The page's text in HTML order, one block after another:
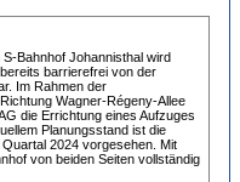
Bahnhof Johannisthal wird
barrierefrei von der
Im Rahmen der
Wagner-Régeny-Allee
die Errichtung eines Aufzuges
Planungsstand ist die
2024 vorgesehen. Mit
von beiden Seiten vollständig